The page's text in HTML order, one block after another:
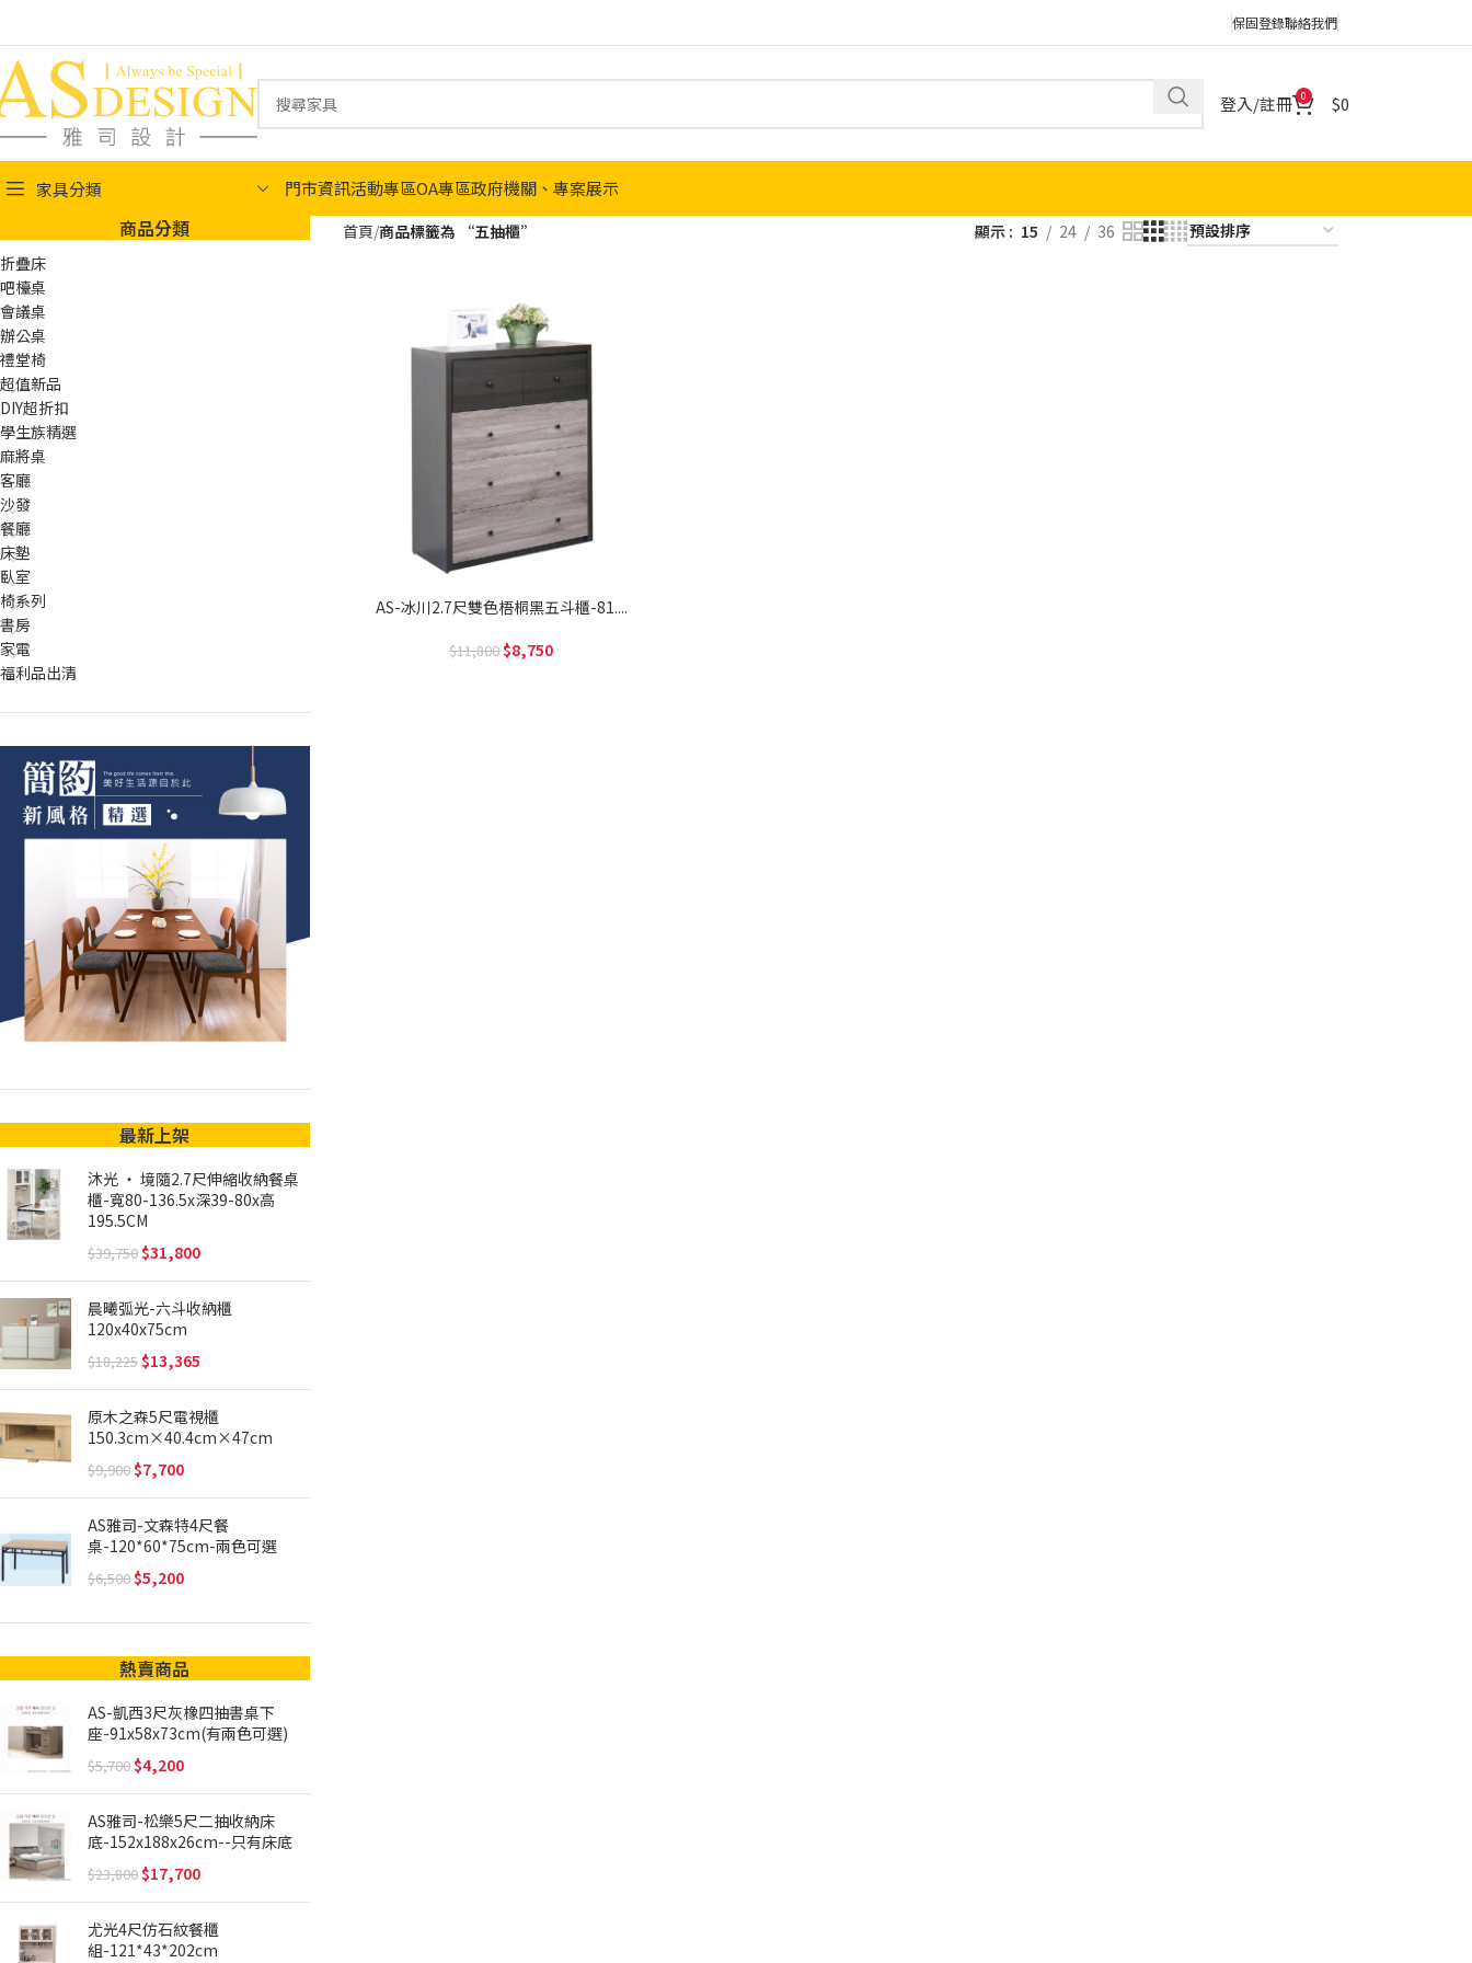
保固登錄聯絡我們
登入/註冊 0 0
家具分類 門市資訊活動專區OA專區政府機關、專案展示
商品分類
折疊床
吧檯桌
會議桌
辦公桌
禮堂椅
超值新品
DIY超折扣
學生族精選
麻將桌
客廳
沙發
餐廳
床墊
臥室
椅系列
書房
家電
福利品出清
最新上架
沐光 ‧ 境隨2.7尺伸縮收納餐桌
櫃-寬80-136.5x深39-80x高
195.5CM
39,750 31,800
晨曦弧光-六斗收納櫃
120x40x75cm
18,225 13,365
原木之森5尺電視櫃
150.3cm×40.4cm×47cm
9,900 7,700
AS雅司-文森特4尺餐
桌-120*60*75cm-兩色可選
6,500 5,200
熱賣商品
AS-凱西3尺灰橡四抽書桌下
座-91x58x73cm(有兩色可選)
5,700 4,200
AS雅司-松樂5尺二抽收納床
底-152x188x26cm--只有床底
23,800 17,700
尤光4尺仿石紋餐櫃
組-121*43*202cm
首頁 商品標籤為 “五抽櫃” 顯示 15 24 36
AS-冰川2.7尺雙色梧桐黑五斗櫃-81....
11,800 8,750